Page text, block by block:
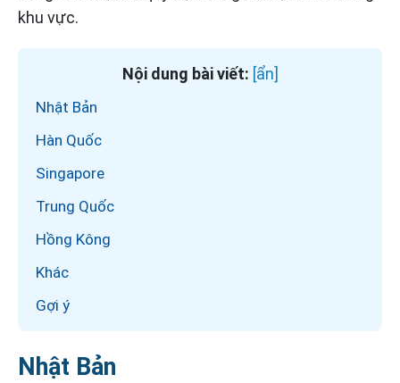
khu vực.
Nội dung bài viết:
Nhật Bản
Hàn Quốc
Singapore
Trung Quốc
Hồng Kông
Khác
Gợi ý
Nhật Bản